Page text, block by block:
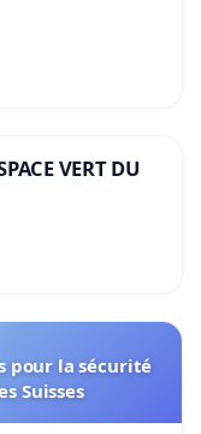
VERT DU
pour la sécurité
Suisses